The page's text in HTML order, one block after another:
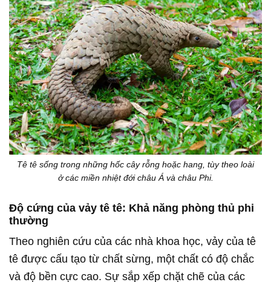
Tê tê sống trong những hốc cây rỗng hoặc hang, tùy theo loài
ở các miền nhiệt đới châu Á và châu Phi.
Độ cứng của vảy tê tê: Khả năng phòng thủ phi
thường
Theo nghiên cứu của các nhà khoa học, vảy của tê
tê được cấu tạo từ chất sừng, một chất có độ chắc
và độ bền cực cao. Sự sắp xếp chặt chẽ của các